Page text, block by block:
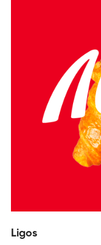
Ligos